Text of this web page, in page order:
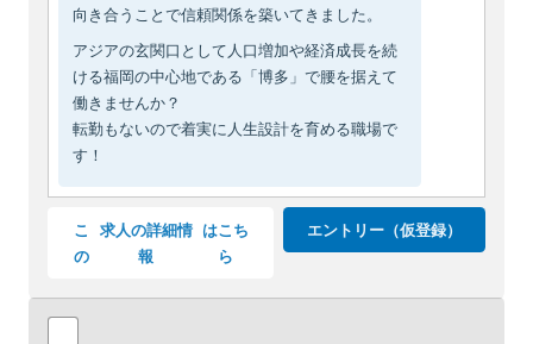
向き合うことで信頼関係を築いてきました。
アジアの玄関口として人口増加や経済成長を続
ける福岡の中心地である「博多」で腰を据えて
働きませんか？
転勤もないので着実に人生設計を育める職場で
す！
こ
の
求人の詳細情
報
はこち
ら
エントリー（仮登録）